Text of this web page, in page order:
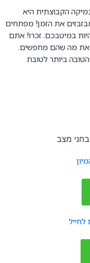
הקבוצתית היא
את הזמן! מפתחים
במיטבכם. זכרו! אתם
את מה שהם מחפשים.
ביותר לטובת